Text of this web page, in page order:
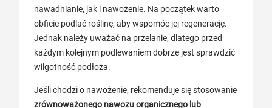
nawadnianie, jak i nawożenie. Na początek warto
obficie podlać roślinę, aby wspomóc jej regenerację.
Jednak należy uważać na przelanie, dlatego przed
każdym kolejnym podlewaniem dobrze jest sprawdzić
wilgotność podłoża.
Jeśli chodzi o nawożenie, rekomenduje się stosowanie
zrównoważonego nawozu organicznego lub